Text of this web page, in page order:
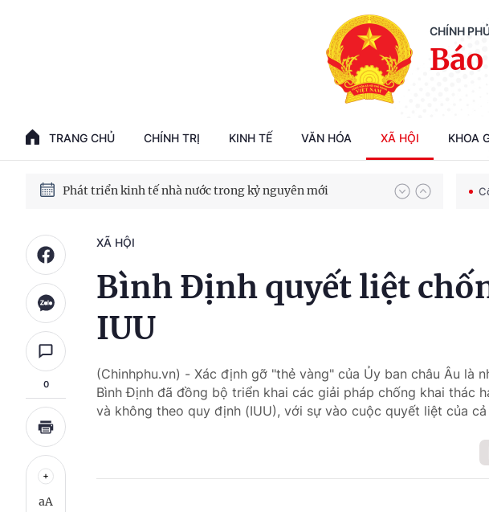
CHÍNH
TRANG CHỦ CHÍNH TRỊ KINH TẾ VĂN HÓA XÃ HỘI KHOA
Chiến dịch 500 ngày đêm tìm kiếm, quy tập và xác định danh tính hài cốt liệt sĩ
Phát triển nhà ở cho thuê - Trụ cột chiến lược, lâu dài
Phát triển kinh tế nhà nước trong kỷ nguyên mới
0
aA
XÃ HỘI
Bình Định quyết liệt
IUU
(Chinhphu.vn) - Xác định gỡ "thẻ vàng" của Ủy ban châu Âu là
Bình Định đã đồng bộ triển khai các giải pháp chống khai thác
và không theo quy định (IUU), với sự vào cuộc quyết liệt của